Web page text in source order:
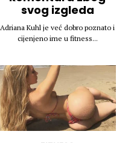
svog izgleda
Adriana Kuhl je već dobro poznato i
cijenjeno ime u fitness...